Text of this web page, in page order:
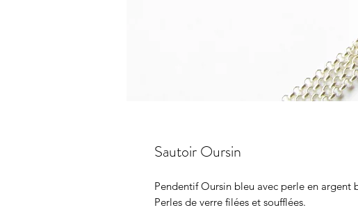
Sautoir Oursin
Pendentif Oursin bleu avec perle en argent
Perles de verre filées et soufflées.